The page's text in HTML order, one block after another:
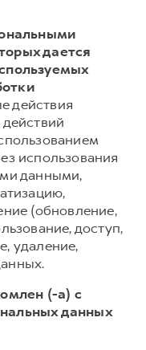
дается
действия
использования
данными,
(обновление,
доступ,
удаление,
(-а) с
данных